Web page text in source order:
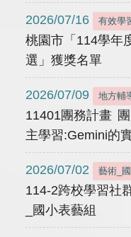
2026/07/16 有效學
桃園市「114學年
選」獲獎名單
2026/07/09 地方輔
11401團務計畫
主學習:Gemini的
2026/07/02 藝術_
114-2跨校學習社
_國小表藝組